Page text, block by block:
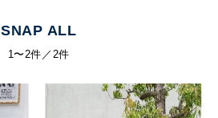
SNAP ALL
1〜2件／2件